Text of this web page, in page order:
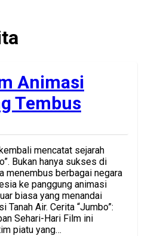
Animasi
Tembus
mencatat sejarah
Bukan hanya sukses di
menembus berbagai negara
ke panggung animasi
biasa yang menandai
Air. Cerita “Jumbo”:
Sehari-Hari Film ini
piatu yang…